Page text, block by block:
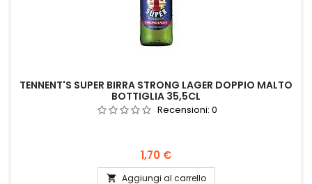
TENNENT'S SUPER BIRRA STRONG LAGER DOPPIO MALTO
BOTTIGLIA 35,5CL
Recensioni: 0
Prezzo
1,70 €
 Aggiungi al carrello